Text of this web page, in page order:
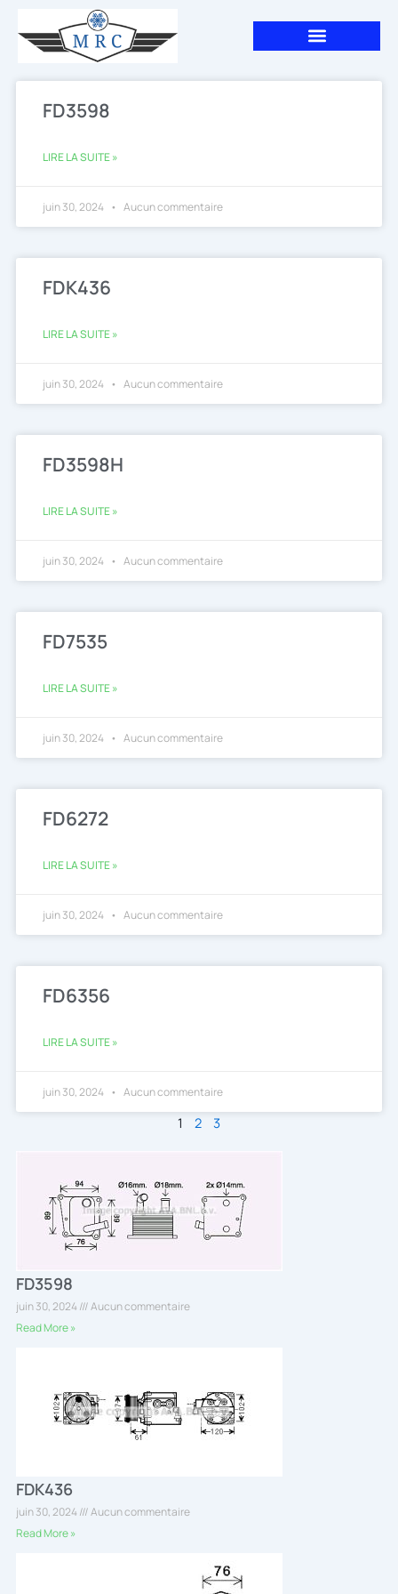
contenu
FD3598
LIRE LA SUITE »
juin 30, 2024 Aucun commentaire
FDK436
LIRE LA SUITE »
juin 30, 2024 Aucun commentaire
FD3598H
LIRE LA SUITE »
juin 30, 2024 Aucun commentaire
FD7535
LIRE LA SUITE »
juin 30, 2024 Aucun commentaire
FD6272
LIRE LA SUITE »
juin 30, 2024 Aucun commentaire
FD6356
LIRE LA SUITE »
juin 30, 2024 Aucun commentaire
1 2 3
FD3598
juin 30, 2024
Aucun commentaire
Read More »
FDK436
juin 30, 2024
Aucun commentaire
Read More »